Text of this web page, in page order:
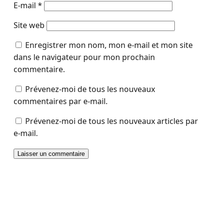
E-mail *
Site web
Enregistrer mon nom, mon e-mail et mon site
dans le navigateur pour mon prochain
commentaire.
Prévenez-moi de tous les nouveaux
commentaires par e-mail.
Prévenez-moi de tous les nouveaux articles par
e-mail.